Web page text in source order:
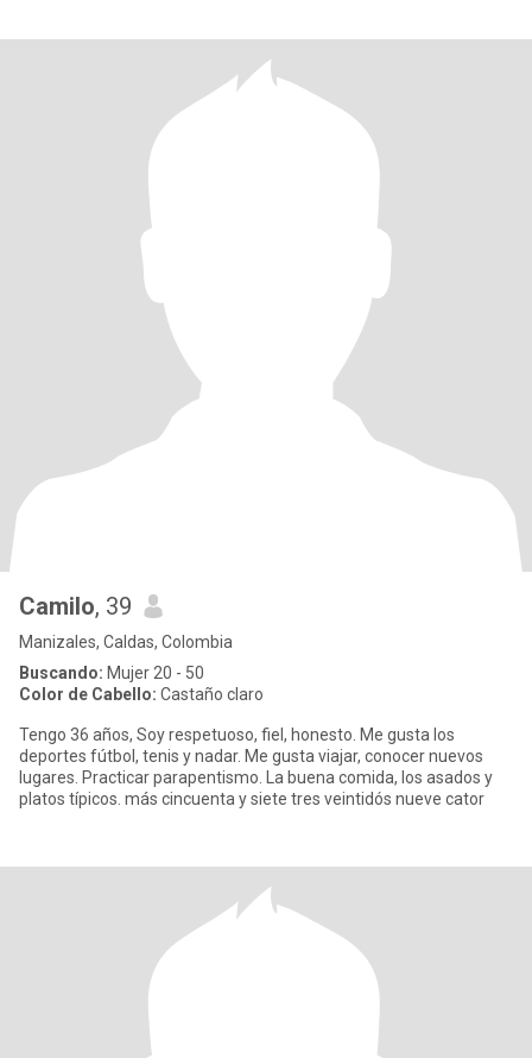
Camilo, 39
Manizales, Caldas, Colombia
Buscando: Mujer 20 - 50
Color de Cabello: Castaño claro
Tengo 36 años, Soy respetuoso, fiel, honesto. Me gusta los
deportes fútbol, tenis y nadar. Me gusta viajar, conocer nuevos
lugares. Practicar parapentismo. La buena comida, los asados y
platos típicos. más cincuenta y siete tres veintidós nueve cator